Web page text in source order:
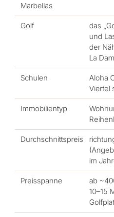
Marbellas
Golf
das
und
der
La
Schulen
Aloha
Viertel
Immobilientyp
Durchschnittspreis
im
Preisspanne
ab
10–15